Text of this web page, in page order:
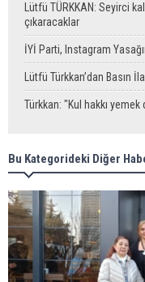
Lütfü TÜRKKAN: Seyirci
çıkaracaklar
İYİ Parti, Instagram
Lütfü Türkkan’dan Basın
Türkkan: "Kul hakkı
Bu Kategorideki Diğer